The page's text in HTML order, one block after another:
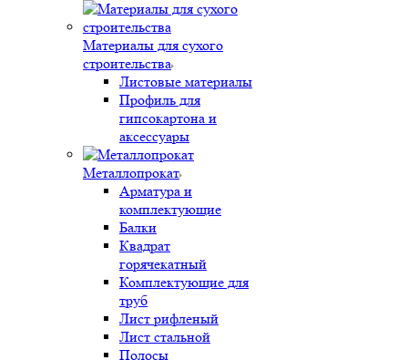
Материалы для сухого
строительства
Листовые материалы
Профиль для
гипсокартона и
аксессуары
Металлопрокат
Арматура и
комплектующие
Балки
Квадрат
горячекатный
Комплектующие для
труб
Лист рифленый
Лист стальной
Полосы